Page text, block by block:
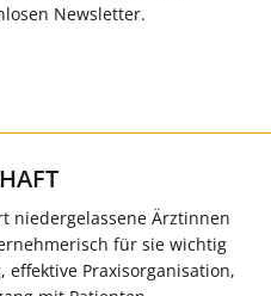
Newsletter.
niedergelassene Ärztinnen
für sie wichtig
Praxisorganisation,